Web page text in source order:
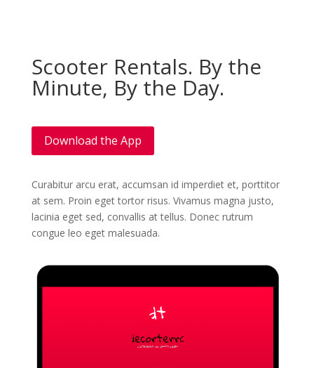
Scooter Rentals. By the
Minute, By the Day.
Download the App
Curabitur arcu erat, accumsan id imperdiet et, porttitor
at sem. Proin eget tortor risus. Vivamus magna justo,
lacinia eget sed, convallis at tellus. Donec rutrum
congue leo eget malesuada.